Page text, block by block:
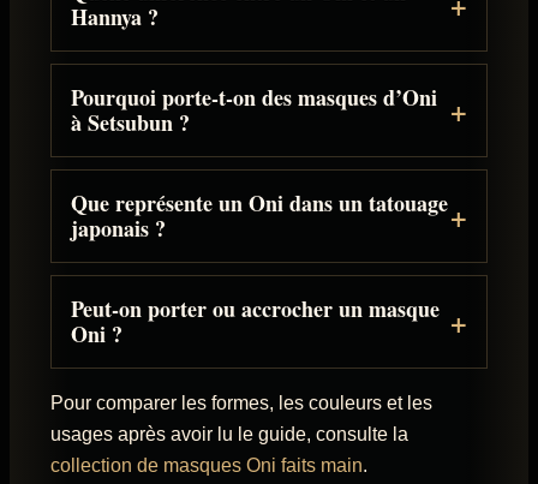
Hannya ?
Pourquoi porte-t-on des masques d’Oni
à Setsubun ?
Que représente un Oni dans un tatouage
japonais ?
Peut-on porter ou accrocher un masque
Oni ?
Pour comparer les formes, les couleurs et les
usages après avoir lu le guide, consulte la
collection de masques Oni faits main.